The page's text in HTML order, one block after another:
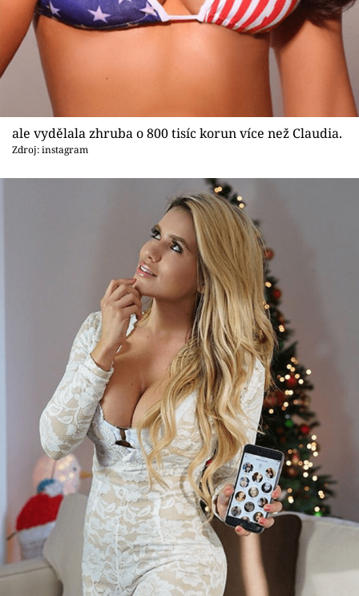
ale vydělala zhruba o 800 tisíc korun více než Claudia.
Zdroj: instagram